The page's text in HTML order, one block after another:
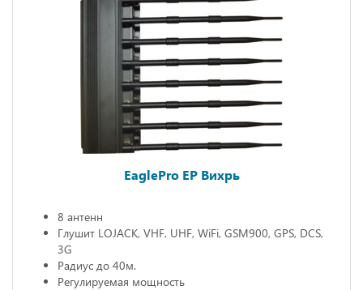
EaglePro EP Вихрь
8 антенн
Глушит LOJACK, VHF, UHF, WiFi, GSM900, GPS, DCS,
3G
Радиус до 40м.
Регулируемая мощность